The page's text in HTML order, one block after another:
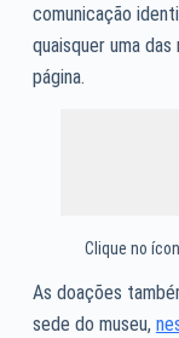
comunicação
quaisquer uma
página.
Clique no
As doações
sede do museu,